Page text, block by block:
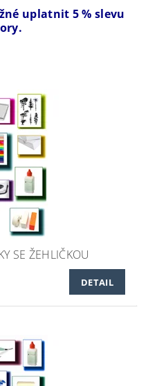
uplatnit 5 % slevu
SE ŽEHLIČKOU
DETAIL